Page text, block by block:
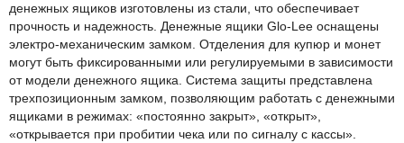
денежных ящиков изготовлены из стали, что обеспечивает
прочность и надежность. Денежные ящики Glo-Lee оснащены
электро-механическим замком. Отделения для купюр и монет
могут быть фиксированными или регулируемыми в зависимости
от модели денежного ящика. Система защиты представлена
трехпозиционным замком, позволяющим работать с денежными
ящиками в режимах: «постоянно закрыт», «открыт»,
«открывается при пробитии чека или по сигналу с кассы».